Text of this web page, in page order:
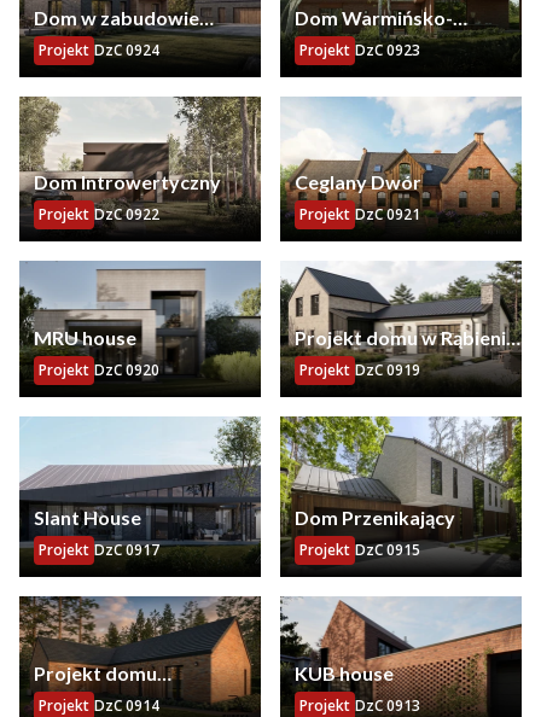
Dom w zabudowie
zagrodowej
Projekt DzC 0924
Dom Warmińsko-
Japoński
Projekt DzC 0923
Dom Introwertyczny
Projekt DzC 0922
Ceglany Dwór
Projekt DzC 0921
MRU house
Projekt DzC 0920
Projekt domu w Rąbieniu
pod Łodzią
Projekt DzC 0919
Slant House
Projekt DzC 0917
Dom Przenikający
Projekt DzC 0915
Projekt domu
parterowego
Projekt DzC 0914
KUB house
Projekt DzC 0913